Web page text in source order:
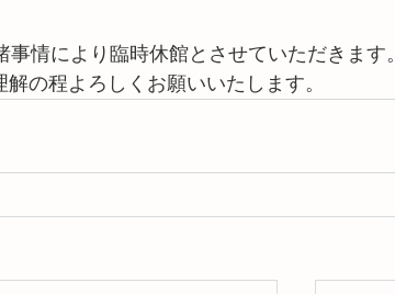
事情により臨時休館とさせていただきます。
の程よろしくお願いいたします。